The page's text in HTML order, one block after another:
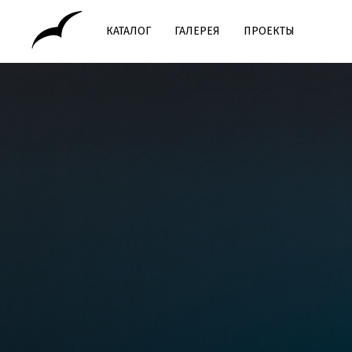
КАТАЛОГ ГАЛЕРЕЯ ПРОЕКТЫ